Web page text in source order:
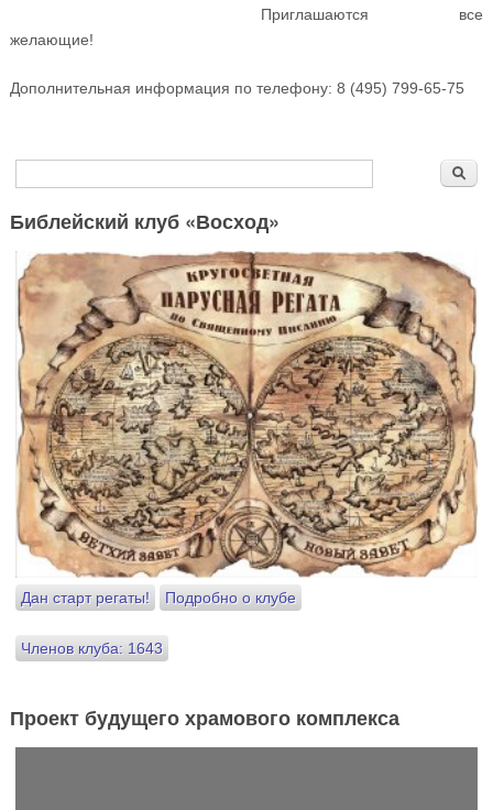
Приглашаются все
желающие!
Дополнительная информация по телефону: 8 (495) 799-65-75
Форма поиска
Библейский клуб «Восход»
Дан старт регаты! Подробно о клубе
Членов клуба: 1643
Проект будущего храмового комплекса